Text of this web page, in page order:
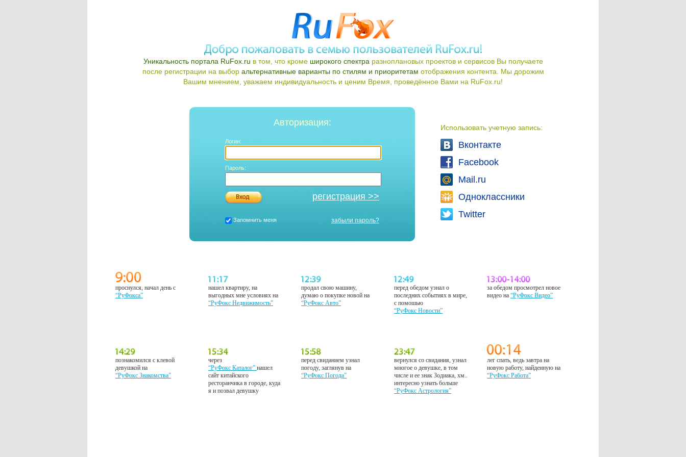
Уникальность портала RuFox.ru в том, что кроме широкого спектра разноплановых проектов и сервисов Вы получаете
после регистрации на выбор альтернативные варианты по стилям и приоритетам отображения контента. Мы дорожим
Вашим мнением, уважаем индивидуальность и ценим Время, проведённое Вами на RuFox.ru!
Использовать учетную запись:
Вконтакте
Facebook
Mail.ru
Одноклассники
Twitter
Авторизация:
Логин:
Пароль:
регистрация >>
Запомнить меня забыли пароль?
проснулся, начал день с
“РуФокса”
нашел квартиру, на
выгодных мне условиях на
“РуФокс Недвижимость”
продал свою машину,
думаю о покупке новой на
“РуФокс Авто”
перед обедом узнал о
последних событиях в мире,
с помошью
“РуФокс Новости”
за обедом просмотрел новое
видео на“РуФокс Видео”
познакомился с клевой
девушкой на
“РуФокс Знакомства”
через
“РуФокс Каталог”нашел
сайт китайского
ресторанчика в городе, куда
я и позвал девушку
перед свиданием узнал
погоду, заглянув на
“РуФокс Погода”
вернулся со свидания, узнал
многое о девушке, в том
числе и ее знак Зодиака, хм..
интересно узнать больше
“РуФокс Астрология”
лег спать, ведь завтра на
новую работу, найденную на
“РуФокс Работа”